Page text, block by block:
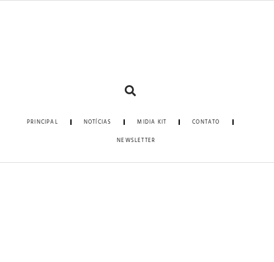
PRINCIPAL NOTÍCIAS MIDIA KIT CONTATO
NEWSLETTER